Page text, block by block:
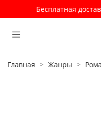
Бесплатная
Главная Жанры